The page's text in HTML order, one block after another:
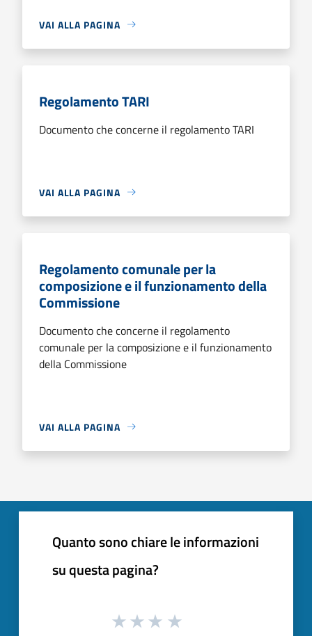
VAI ALLA PAGINA
Regolamento TARI
Documento che concerne il regolamento TARI
VAI ALLA PAGINA
Regolamento comunale per la
composizione e il funzionamento della
Commissione
Documento che concerne il regolamento
comunale per la composizione e il funzionamento
della Commissione
VAI ALLA PAGINA
Quanto sono chiare le informazioni
su questa pagina?